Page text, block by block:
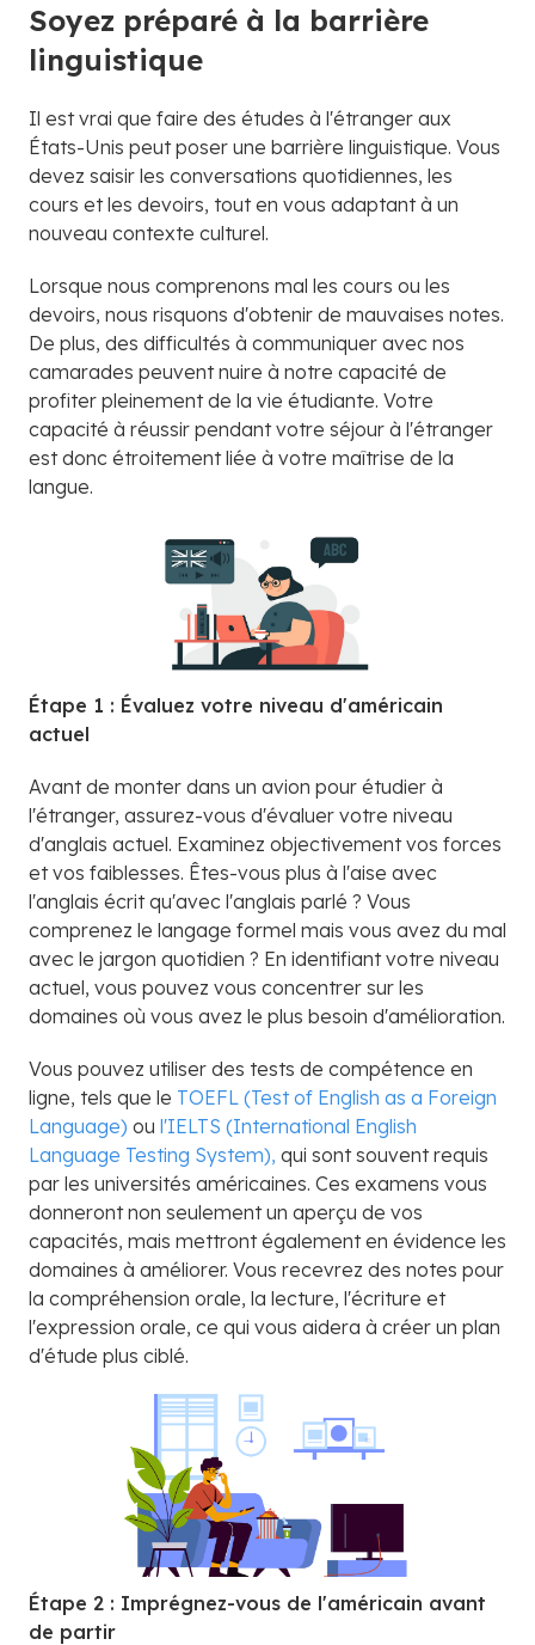
Soyez préparé à la barrière
linguistique
Il est vrai que faire des études à l'étranger aux
États-Unis peut poser une barrière linguistique. Vous
devez saisir les conversations quotidiennes, les
cours et les devoirs, tout en vous adaptant à un
nouveau contexte culturel.
Lorsque nous comprenons mal les cours ou les
devoirs, nous risquons d'obtenir de mauvaises notes.
De plus, des difficultés à communiquer avec nos
camarades peuvent nuire à notre capacité de
profiter pleinement de la vie étudiante. Votre
capacité à réussir pendant votre séjour à l'étranger
est donc étroitement liée à votre maîtrise de la
langue.
Étape 1 : Évaluez votre niveau d'américain
actuel
Avant de monter dans un avion pour étudier à
l'étranger, assurez-vous d'évaluer votre niveau
d'anglais actuel. Examinez objectivement vos forces
et vos faiblesses. Êtes-vous plus à l'aise avec
l'anglais écrit qu'avec l'anglais parlé ? Vous
comprenez le langage formel mais vous avez du mal
avec le jargon quotidien ? En identifiant votre niveau
actuel, vous pouvez vous concentrer sur les
domaines où vous avez le plus besoin d'amélioration.
Vous pouvez utiliser des tests de compétence en
ligne, tels que le TOEFL (Test of English as a Foreign
Language) ou l'IELTS (International English
Language Testing System), qui sont souvent requis
par les universités américaines. Ces examens vous
donneront non seulement un aperçu de vos
capacités, mais mettront également en évidence les
domaines à améliorer. Vous recevrez des notes pour
la compréhension orale, la lecture, l'écriture et
l'expression orale, ce qui vous aidera à créer un plan
d'étude plus ciblé.
Étape 2 : Imprégnez-vous de l'américain avant
de partir